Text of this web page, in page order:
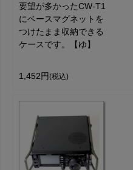
要望が多かったCW-T1
にベースマグネットを
つけたまま収納できる
ケースです。【ゆ】
1,452円(税込)